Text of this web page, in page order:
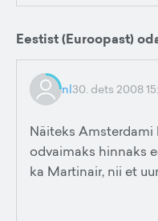
Eestist (Euroopast)
nl30. dets 2008
Näiteks Amsterdami
odvaimaks hinnaks
ka Martinair, nii et